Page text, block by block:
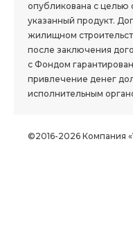
опубликована с целью
указанный продукт.
жилищном
после заключения
с Фондом
привлечение денег
исполнительным
©2016-2026 Компания